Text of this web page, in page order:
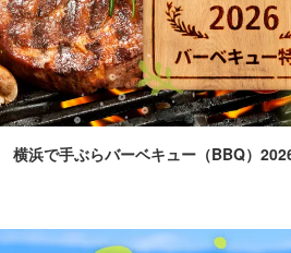
横浜で手ぶらバーベキュー（BBQ）